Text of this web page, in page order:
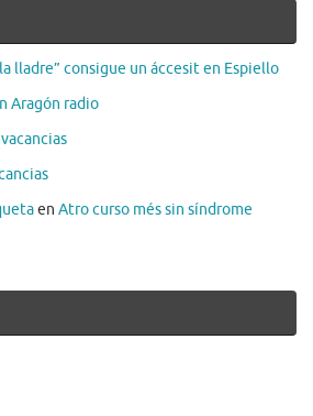
lladre” consigue un áccesit en Espiello
Aragón radio
en Atro curso més sin síndrome